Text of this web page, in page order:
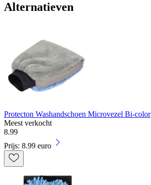
Alternatieven
Protecton Washandschoen Microvezel Bi-color
Meest verkocht
8.99
Prijs: 8.99 euro